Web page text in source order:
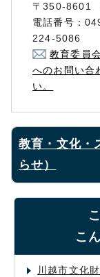
〒350-8601
電話番号：
224-5086
教育委員
へのお問い合
い。
教育・文化・
らせ）
こ
川越市文化